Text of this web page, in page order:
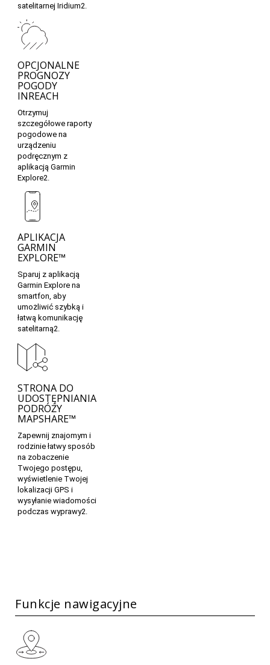
satelitarnej Iridium2.
OPCJONALNE
PROGNOZY
POGODY
INREACH
Otrzymuj
szczegółowe raporty
pogodowe na
urządzeniu
podręcznym z
aplikacją Garmin
Explore2.
APLIKACJA
GARMIN
EXPLORE™
Sparuj z aplikacją
Garmin Explore na
smartfon, aby
umożliwić szybką i
łatwą komunikację
satelitarną2.
STRONA DO
UDOSTĘPNIANIA
PODRÓŻY
MAPSHARE™
Zapewnij znajomym i
rodzinie łatwy sposób
na zobaczenie
Twojego postępu,
wyświetlenie Twojej
lokalizacji GPS i
wysyłanie wiadomości
podczas wyprawy2.
Funkcje nawigacyjne